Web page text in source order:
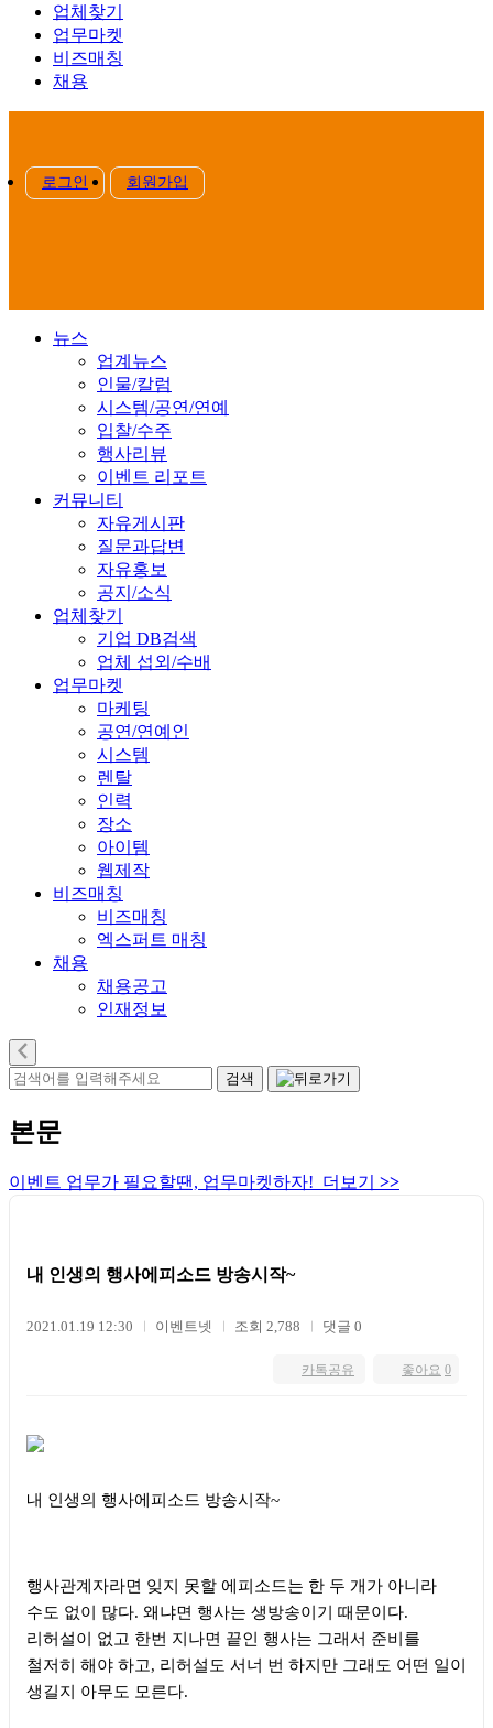
업체찾기
업무마켓
비즈매칭
채용
로그인 회원가입
뉴스
업계뉴스
인물/칼럼
시스템/공연/연예
입찰/수주
행사리뷰
이벤트 리포트
커뮤니티
자유게시판
질문과답변
자유홍보
공지/소식
업체찾기
기업 DB검색
업체 섭외/수배
업무마켓
마케팅
공연/연예인
시스템
렌탈
인력
장소
아이템
웹제작
비즈매칭
비즈매칭
엑스퍼트 매칭
채용
채용공고
인재정보
본문
이벤트 업무가 필요할땐, 업무마켓하자! 더보기 >>
내 인생의 행사에피소드 방송시작~
2021.01.19 12:30 이벤트넷 조회 2,788 댓글 0
좋아요 0
카톡공유
내 인생의 행사에피소드 방송시작~
행사관계자라면 잊지 못할 에피소드는 한 두 개가 아니라
수도 없이 많다. 왜냐면 행사는 생방송이기 때문이다.
리허설이 없고 한번 지나면 끝인 행사는 그래서 준비를
철저히 해야 하고, 리허설도 서너 번 하지만 그래도 어떤 일이
생길지 아무도 모른다.